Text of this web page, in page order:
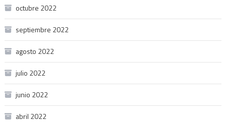
octubre 2022
septiembre 2022
agosto 2022
julio 2022
junio 2022
abril 2022